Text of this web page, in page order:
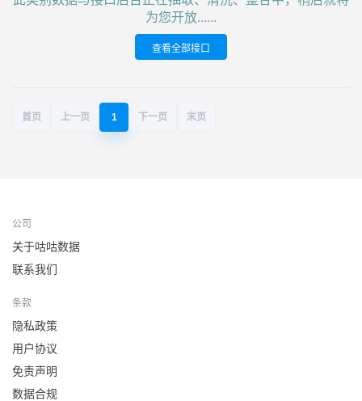
为您开放......
查看全部接口
首页 上一页 1 下一页 末页
公司
关于咕咕数据
联系我们
条款
隐私政策
用户协议
免责声明
数据合规